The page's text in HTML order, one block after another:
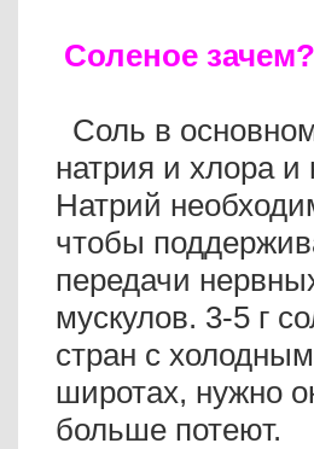
Соленое зачем?
Соль в
натрия и хлора
Натрий
чтобы
передачи
мускулов. 3-5 г
стран с
широтах, нужно
больше потеют.